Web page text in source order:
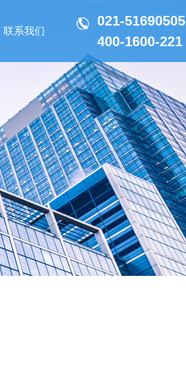
联系我们
021-51690505
400-1600-221